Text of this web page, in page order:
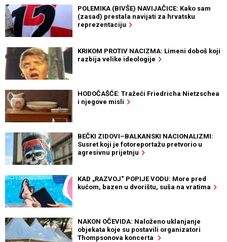
POLEMIKA (BIVŠE) NAVIJAČICE: Kako sam
(zasad) prestala navijati za hrvatsku
reprezentaciju
KRIKOM PROTIV NACIZMA: Limeni doboš koji
razbija velike ideologije
HODOČAŠĆE: Tražeći Friedricha Nietzschea
i njegove misli
BEČKI ZIDOVI–BALKANSKI NACIONALIZMI:
Susret koji je fotoreportažu pretvorio u
agresivnu prijetnju
KAD „RAZVOJ“ POPIJE VODU: More pred
kućom, bazen u dvorištu, suša na vratima
NAKON OČEVIDA: Naloženo uklanjanje
objekata koje su postavili organizatori
Thompsonova koncerta